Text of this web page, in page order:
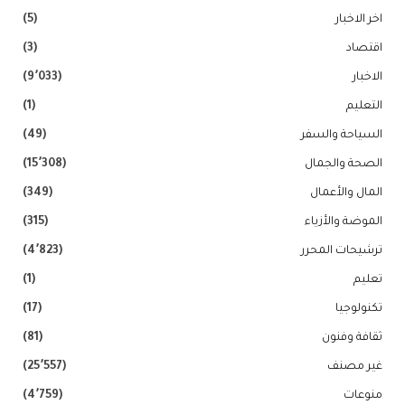
اخر الاخبار (5)
اقتصاد (3)
الاخبار (9٬033)
التعليم (1)
السياحة والسفر (49)
الصحة والجمال (15٬308)
المال والأعمال (349)
الموضة والأزياء (315)
ترشيحات المحرر (4٬823)
تعليم (1)
تكنولوجيا (17)
ثقافة وفنون (81)
غير مصنف (25٬557)
منوعات (4٬759)